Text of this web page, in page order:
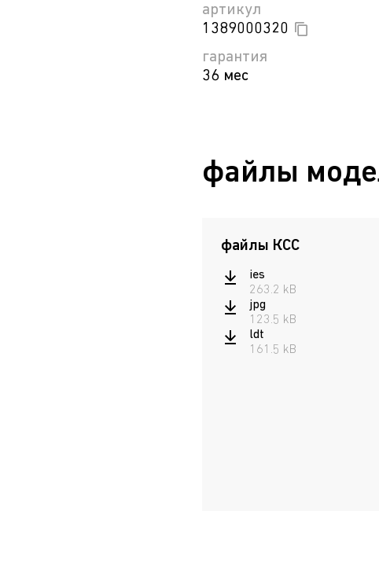
артикул
1389000320
гарантия
36 мес
файлы
файлы КСС
ies
263.2 kB
jpg
123.5 kB
ldt
161.5 kB